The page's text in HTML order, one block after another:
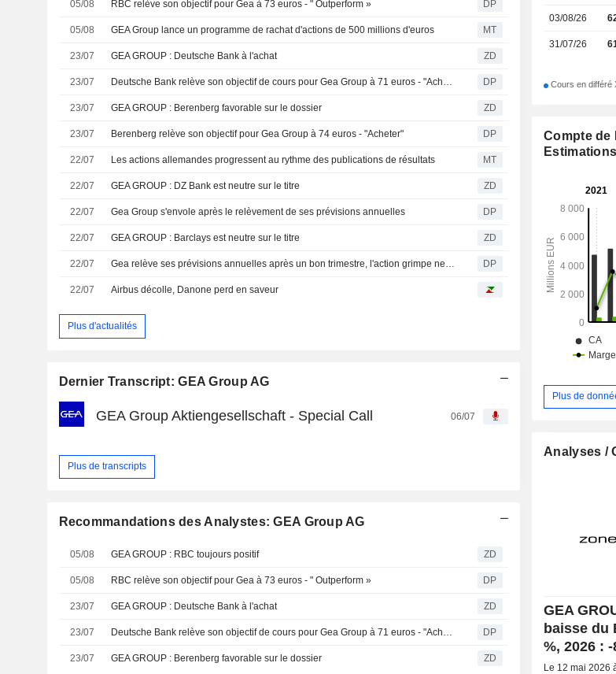
05/08 RBC relève son objectif pour Gea à 73 euros - " Outperform » DP
05/08 GEA Group lance un programme de rachat d'actions de 500 millions d'euros MT
23/07 GEA GROUP : Deutsche Bank à l'achat ZD
23/07 Deutsche Bank relève son objectif de cours pour Gea Group à 71 euros - "Acheter" DP
23/07 GEA GROUP : Berenberg favorable sur le dossier ZD
23/07 Berenberg relève son objectif pour Gea Group à 74 euros - "Acheter" DP
22/07 Les actions allemandes progressent au rythme des publications de résultats MT
22/07 GEA GROUP : DZ Bank est neutre sur le titre ZD
22/07 Gea Group s'envole après le relèvement de ses prévisions annuelles DP
22/07 GEA GROUP : Barclays est neutre sur le titre ZD
22/07 Gea relève ses prévisions annuelles après un bon trimestre, l'action grimpe nettement DP
22/07 Airbus décolle, Danone perd en saveur
Plus d'actualités
Dernier Transcript: GEA Group AG
GEA Group Aktiengesellschaft - Special Call 06/07
Plus de transcripts
Recommandations des Analystes: GEA Group AG
05/08 GEA GROUP : RBC toujours positif ZD
05/08 RBC relève son objectif pour Gea à 73 euros - " Outperform » DP
23/07 GEA GROUP : Deutsche Bank à l'achat ZD
23/07 DP
23/07 GEA GROUP : Berenberg favorable sur le dossier ZD
03/08/26
31/07/26
Cours en différé
Compte de
Estimations
Plus de
Analyses /
GEA
baisse du
%, 2026 : -
Le 12 mai 2026